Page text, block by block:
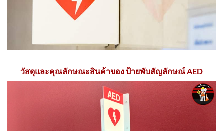
วัสดุและคุณลักษณะสินค้าของ ป้ายพับสัญลักษณ์ AED